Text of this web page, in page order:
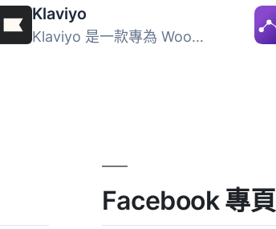
Klaviyo
Klaviyo 是一款專為 WooCommerce 設計的電子郵件和簡訊行銷外...
Facebook 專頁